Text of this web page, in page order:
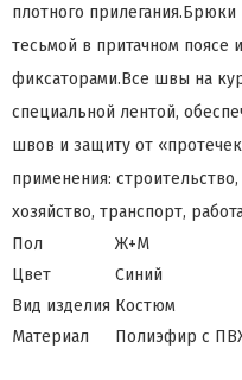
плотного прилегания.Брюки
тесьмой в притачном поясе
фиксаторами.Все швы на
специальной лентой,
швов и защиту от
применения:
хозяйство, транспорт,
Пол
Ж+М
Цвет
Синий
Вид изделия Костюм
Материал
Полиэфир с